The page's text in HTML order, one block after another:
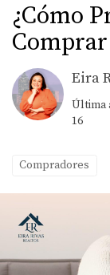
¿Cómo
Comprar
Eira
Última
16
Compradores